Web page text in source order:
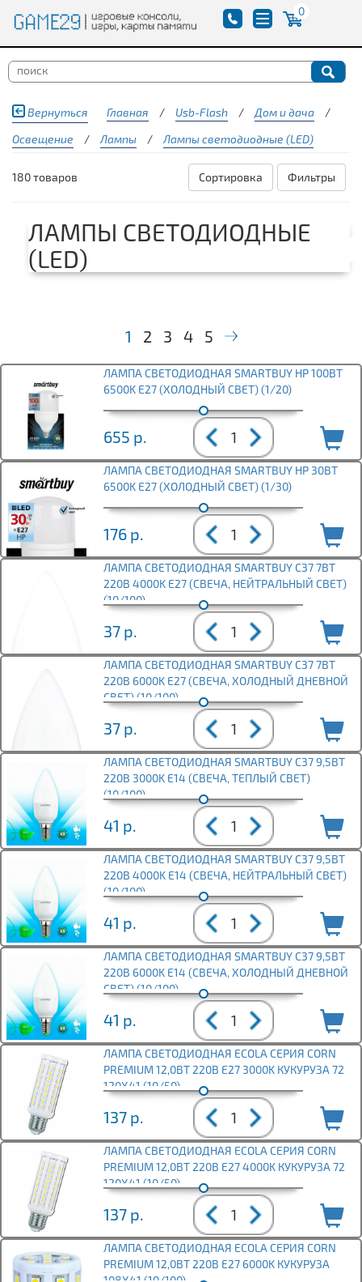
0
Вернуться Главная / Usb-Flash / Дом и дача
/
Освещение
/ Лампы / Лампы светодиодные (LED)
180 товаров Фильтры
Сортировка
ЛАМПЫ СВЕТОДИОДНЫЕ
(LED)
1 2 3 4 5
ЛАМПА СВЕТОДИОДНАЯ SMARTBUY HP 100ВТ
6500K E27 (ХОЛОДНЫЙ СВЕТ) (1/20)
655 р.
ЛАМПА СВЕТОДИОДНАЯ SMARTBUY HP 30ВТ
6500K E27 (ХОЛОДНЫЙ СВЕТ) (1/30)
176 р.
ЛАМПА СВЕТОДИОДНАЯ SMARTBUY C37 7ВТ
220В 4000K E27 (СВЕЧА, НЕЙТРАЛЬНЫЙ СВЕТ)
(10/100)
37 р.
ЛАМПА СВЕТОДИОДНАЯ SMARTBUY C37 7ВТ
220В 6000K E27 (СВЕЧА, ХОЛОДНЫЙ ДНЕВНОЙ
СВЕТ) (10/100)
37 р.
ЛАМПА СВЕТОДИОДНАЯ SMARTBUY C37 9,5ВТ
220В 3000K E14 (СВЕЧА, ТЕПЛЫЙ СВЕТ)
(10/100)
41 р.
ЛАМПА СВЕТОДИОДНАЯ SMARTBUY C37 9,5ВТ
220В 4000K E14 (СВЕЧА, НЕЙТРАЛЬНЫЙ СВЕТ)
(10/100)
41 р.
ЛАМПА СВЕТОДИОДНАЯ SMARTBUY C37 9,5ВТ
220В 6000K E14 (СВЕЧА, ХОЛОДНЫЙ ДНЕВНОЙ
СВЕТ) (10/100)
41 р.
ЛАМПА СВЕТОДИОДНАЯ ECOLA СЕРИЯ CORN
PREMIUM 12,0ВТ 220В E27 3000K КУКУРУЗА 72
120X41 (10/50)
137 р.
ЛАМПА СВЕТОДИОДНАЯ ECOLA СЕРИЯ CORN
PREMIUM 12,0ВТ 220В E27 4000K КУКУРУЗА 72
120X41 (10/50)
137 р.
ЛАМПА СВЕТОДИОДНАЯ ECOLA СЕРИЯ CORN
PREMIUM 12,0ВТ 220В E27 6000K КУКУРУЗА